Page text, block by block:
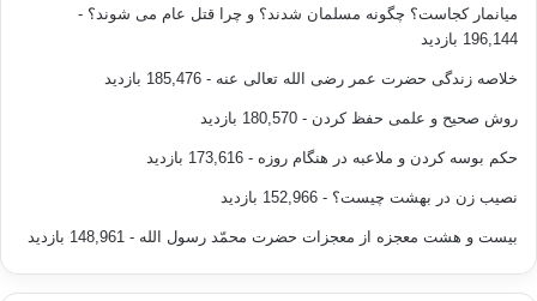
میانمار کجاست؟ چگونه مسلمان شدند؟ و چرا قتل عام می شوند؟ -
196,144 بازدید
خلاصه زندگی حضرت عمر رضی الله تعالی عنه - 185,476 بازدید
روش صحیح و علمی حفظ کردن - 180,570 بازدید
حکم بوسه کردن و ملاعبه در هنگام روزه - 173,616 بازدید
نصیب زن در بهشت چیست؟ - 152,966 بازدید
بیست و هشت معجزه از معجزات حضرت محمّد رسول الله - 148,961 بازدید